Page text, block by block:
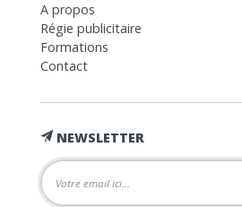
A propos
Régie publicitaire
Formations
Contact
NEWSLETTER